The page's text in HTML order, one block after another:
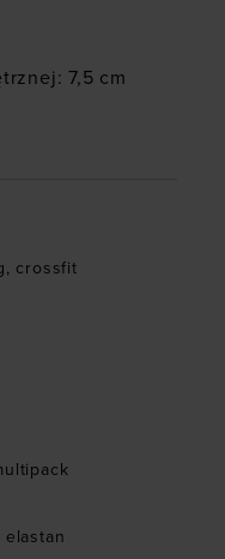
7,5 cm
, crossfit
elastan